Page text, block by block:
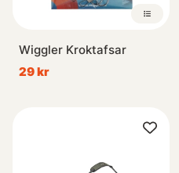
Wiggler Kroktafsar
29 kr